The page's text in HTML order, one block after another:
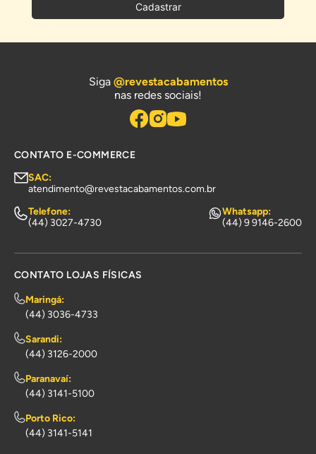
Cadastrar
Siga @revestacabamentos
nas redes sociais!
CONTATO E-COMMERCE
SAC:
atendimento@revestacabamentos.com.br
Telefone:
(44) 3027-4730
Whatsapp:
(44) 9 9146-2600
CONTATO LOJAS FÍSICAS
Maringá:
(44) 3036-4733
Sarandi:
(44) 3126-2000
Paranavaí:
(44) 3141-5100
Porto Rico:
(44) 3141-5141